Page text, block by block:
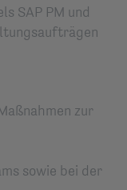
SAP PM und
zur
sowie bei der